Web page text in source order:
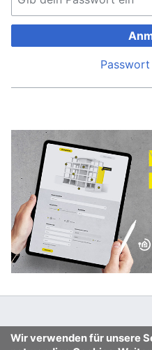
Wir verwenden für unsere